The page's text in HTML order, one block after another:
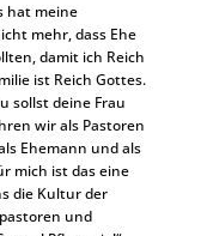
hat meine
mehr, dass Ehe
damit ich Reich
ist Reich Gottes.
sollst deine Frau
wir als Pastoren
Ehemann und als
mich ist das eine
die Kultur der
und